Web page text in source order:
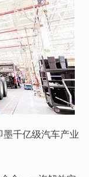
千亿级汽车产业